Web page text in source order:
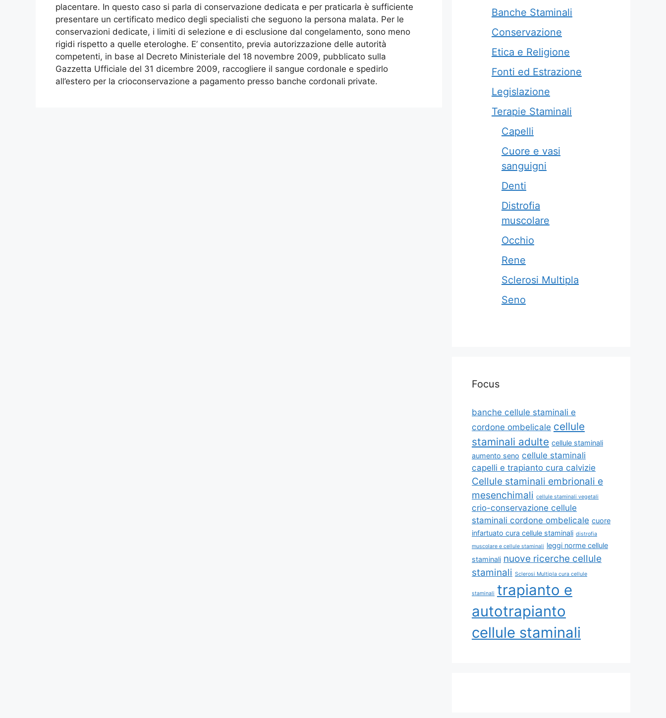
placentare. In questo caso si parla di conservazione dedicata e per praticarla è sufficiente
presentare un certificato medico degli specialisti che seguono la persona malata. Per le
conservazioni dedicate, i limiti di selezione e di esclusione dal congelamento, sono meno
rigidi rispetto a quelle eterologhe. E’ consentito, previa autorizzazione delle autorità
competenti, in base al Decreto Ministeriale del 18 novembre 2009, pubblicato sulla
Gazzetta Ufficiale del 31 dicembre 2009, raccogliere il sangue cordonale e spedirlo
all’estero per la crioconservazione a pagamento presso banche cordonali private.
Banche Staminali
Conservazione
Etica e Religione
Fonti ed Estrazione
Legislazione
Terapie Staminali
Capelli
Cuore e vasi
sanguigni
Denti
Distrofia
muscolare
Occhio
Rene
Sclerosi Multipla
Seno
Focus
banche cellule staminali e
cordone ombelicale cellule
staminali adulte cellule staminali
aumento seno cellule staminali
capelli e trapianto cura calvizie
Cellule staminali embrionali e
mesenchimali cellule staminali vegetali
crio-conservazione cellule
staminali cordone ombelicale cuore
infartuato cura cellule staminali distrofia
muscolare e cellule staminali leggi norme cellule
staminali nuove ricerche cellule
staminali Sclerosi Multipla cura cellule
staminali trapianto e
autotrapianto
cellule staminali